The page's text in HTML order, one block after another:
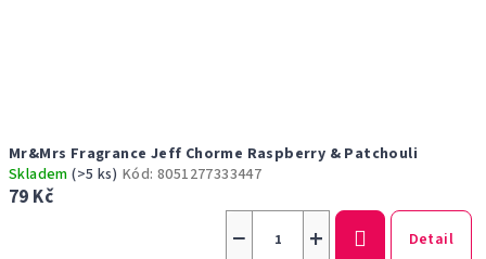
Mr&Mrs Fragrance Jeff Chorme Raspberry & Patchouli
Skladem(>5 ks) Kód:8051277333447
79 Kč
+
− Detail